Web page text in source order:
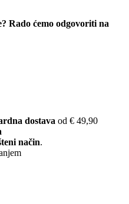
Rado ćemo odgovoriti na
dostava od € 49,90
način.